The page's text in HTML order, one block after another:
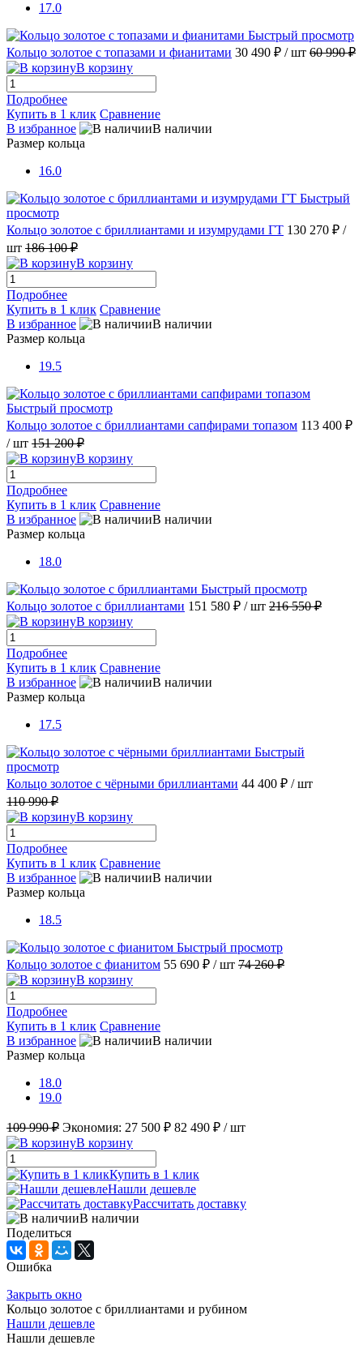
17.0
Быстрый просмотр
Кольцо золотое с топазами и фианитами 30 490 ₽ / шт 60 990 ₽
В корзину
Подробнее
Купить в 1 клик Сравнение
В избранное
В наличии
Размер кольца
16.0
Быстрый
просмотр
Кольцо золотое с бриллиантами и изумрудами ГТ 130 270 ₽ /
шт 186 100 ₽
В корзину
Подробнее
Купить в 1 клик Сравнение
В избранное
В наличии
Размер кольца
19.5
Быстрый просмотр
Кольцо золотое с бриллиантами сапфирами топазом 113 400 ₽
/ шт 151 200 ₽
В корзину
Подробнее
Купить в 1 клик Сравнение
В избранное
В наличии
Размер кольца
18.0
Быстрый просмотр
Кольцо золотое с бриллиантами 151 580 ₽ / шт 216 550 ₽
В корзину
Подробнее
Купить в 1 клик Сравнение
В избранное
В наличии
Размер кольца
17.5
Быстрый
просмотр
Кольцо золотое с чёрными бриллиантами 44 400 ₽ / шт
110 990 ₽
В корзину
Подробнее
Купить в 1 клик Сравнение
В избранное
В наличии
Размер кольца
18.5
Быстрый просмотр
Кольцо золотое с фианитом 55 690 ₽ / шт 74 260 ₽
В корзину
Подробнее
Купить в 1 клик Сравнение
В избранное
В наличии
Размер кольца
18.0
19.0
109 990 ₽ Экономия: 27 500 ₽ 82 490 ₽ / шт
В корзину
Купить в 1 клик
Нашли дешевле
Рассчитать доставку
В наличии
Поделиться
Ошибка
Закрыть окно
Кольцо золотое с бриллиантами и рубином
Нашли дешевле
Нашли дешевле